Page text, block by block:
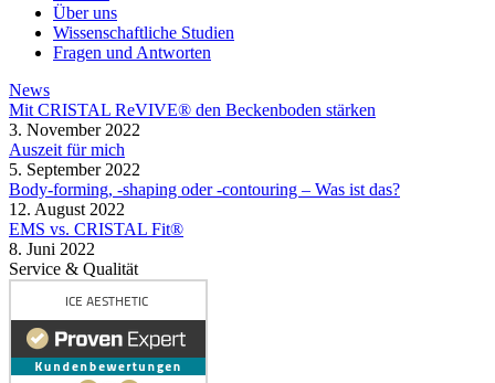
Über uns
Wissenschaftliche Studien
Fragen und Antworten
News
Mit CRISTAL ReVIVE® den Beckenboden stärken
3. November 2022
Auszeit für mich
5. September 2022
Body-forming, -shaping oder -contouring – Was ist das?
12. August 2022
EMS vs. CRISTAL Fit®
8. Juni 2022
Service & Qualität